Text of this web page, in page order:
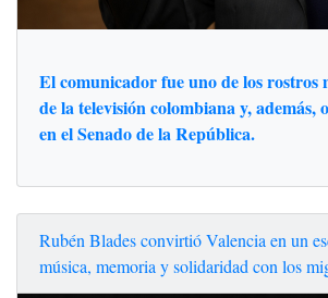
El comunicador fue uno de los rostros
de la televisión colombiana y, además,
en el Senado de la República.
Rubén Blades convirtió Valencia en un
música, memoria y solidaridad con los